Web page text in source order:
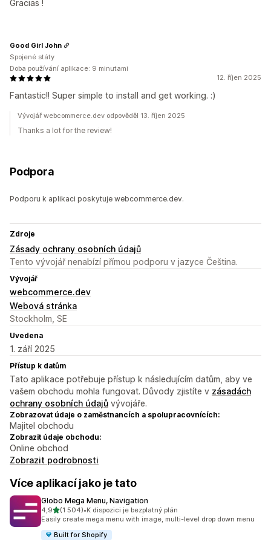
Gracias !
12. říjen 2025
Fantastic!! Super simple to install and get working. :)
Good Girl John
Spojené státy
Doba používání aplikace: 9 minutami
Vývojář webcommerce.dev odpověděl 13. říjen 2025
Thanks a lot for the review!
Podpora
Podporu k aplikaci poskytuje webcommerce.dev.
Zdroje
Zásady ochrany osobních údajů
Tento vývojář nenabízí přímou podporu v jazyce Čeština.
Vývojář
webcommerce.dev
Webová stránka
Stockholm, SE
Uvedena
1. září 2025
Přístup k datům
Tato aplikace potřebuje přístup k následujícím datům, aby ve
vašem obchodu mohla fungovat. Důvody zjistíte v zásadách
ochrany osobních údajů vývojáře.
Zobrazovat údaje o zaměstnancích a spolupracovnících:
Majitel obchodu
Zobrazit údaje obchodu:
Online obchod
Zobrazit podrobnosti
Více aplikací jako je tato
Globo Mega Menu, Navigation
4,9z 5 hvězd
(1 504)
Celkový počet recenzí: 1504
•K dispozici je bezplatný plán
Easily create mega menu with image, multi-level drop down menu
Built for Shopify